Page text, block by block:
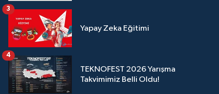
Yapay Zeka Eğitimi
3
TEKNOFEST 2026 Yarışma
Takvimimiz Belli Oldu!
4